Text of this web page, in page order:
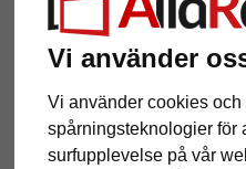
Vi använder
Vi använder cookies och
spårningsteknologier för
surfupplevelse på vår
Pictures Preview